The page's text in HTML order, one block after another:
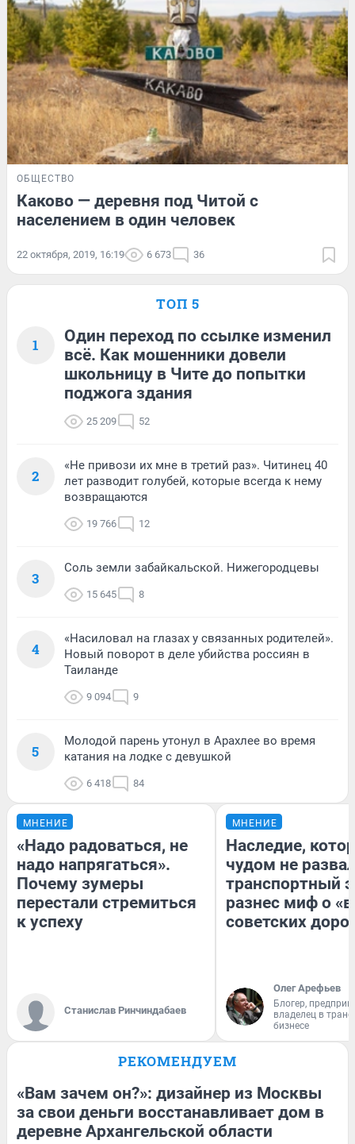
ОБЩЕСТВО
Каково — деревня под Читой с
населением в один человек
22 октября, 2019, 16:19 6 673 36
ТОП 5
1
Один переход по ссылке изменил
всё. Как мошенники довели
школьницу в Чите до попытки
поджога здания
25 209 52
2
«Не привози их мне в третий раз». Читинец 40
лет разводит голубей, которые всегда к нему
возвращаются
19 766 12
3
Соль земли забайкальской. Нижегородцевы
15 645 8
4
«Насиловал на глазах у связанных родителей».
Новый поворот в деле убийства россиян в
Таиланде
9 094 9
5
Молодой парень утонул в Арахлее во время
катания на лодке с девушкой
6 418 84
МНЕНИЕ
«Надо радоваться, не
надо напрягаться».
Почему зумеры
перестали стремиться
к успеху
Станислав Ринчиндабаев
МНЕНИЕ
Наследие,
чудом не
транспортный
разнес миф о
советских
Олег Арефьев
Блогер,
владелец в
бизнесе
РЕКОМЕНДУЕМ
«Вам зачем он?»: дизайнер из Москвы
за свои деньги восстанавливает дом в
деревне Архангельской области